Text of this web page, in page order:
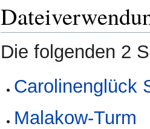
Die folgenden 2
Carolinenglück
Malakow-Turm